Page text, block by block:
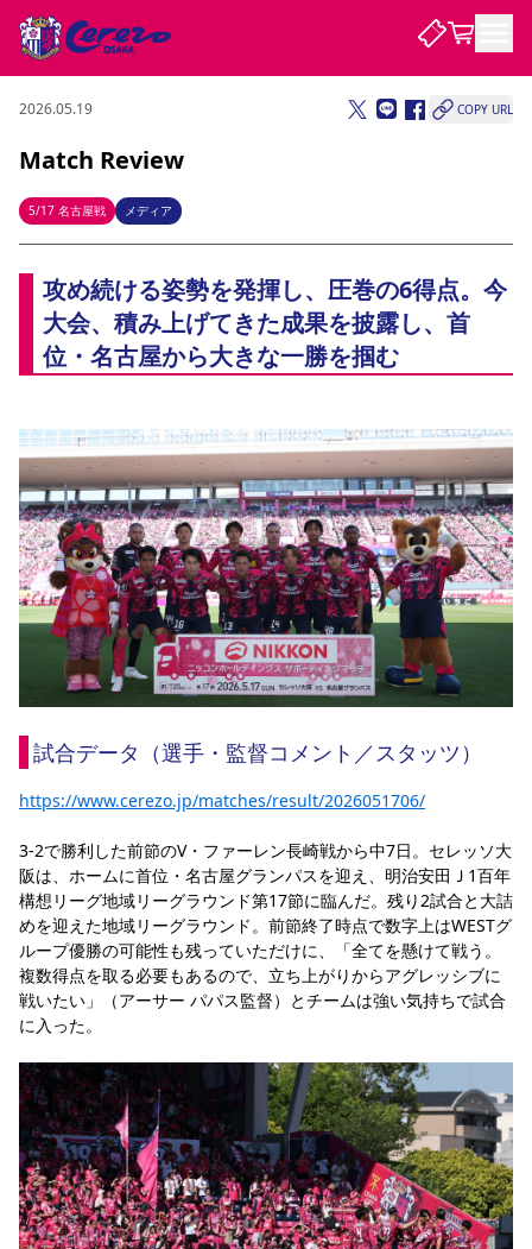
試合・チーム
試合について
試合日程 / 結果 順位表
チームについて
選手・スタッフ スケジュール メディア情報 アクセス
レディース
アカデミー ハナサカプレーヤー 歴代所属選手
観戦する
チケット
チケット情報 販売スケジュール 価格・席種 購入方法
シーズンシート
法人シーズンシート 福祉サービス 団体チケット
特定興行入場券
譲渡サービス リセールサービス
初めて観戦ガイド キッズ向けサービス グルメ マッチデープログラム
観戦マナー&ルール
ビジターサポーター観戦ガイド 公式アプリ
スタジアム
YANMAR HANASAKA STADIUM
DAZNで観戦
DAZNで観戦
アウェイツアー
よくある質問
よくある質問
クラブを知る
セレッソ大阪について
サポートする
パートナー企業募集中 セレッソ大阪VISAカード サポートスタッフ
セレッソアイデアちょうだいな 応援商店街
Lise（ライセンスビジネス）
サステナビリティ
サステナビリティポリシー SDGsのゴール
インパクトレポート
活動レポート SPORT POSITIVE LEAGUES 取り組み実績
スポーツクラブ
関連団体/施設
長居公園 セレッソフットサルパーク セレッソフットサルパーク長居
セレッソ大阪アカデミー
子供のサッカースクール
大人のサッカースクール
その他スポーツクラブ
ファンクラブ
ファンクラブ
SAKURA SOCIO SAKURA POINT Program 招待券引換方法 先行入場
まいセレチケット 会員規定 婚姻届・出生届・命名書
ニュース
ニュース
すべて チーム グッズ チケット イベント ファンクラブ
ホームタウン パートナー スポーツクラブ メディア 30周年
レディース
アカデミー
2026.05.19 COPY URL
Match Review
5/17 名古屋戦 メディア
攻め続ける姿勢を発揮し、圧巻の6得点。今
大会、積み上げてきた成果を披露し、首
位・名古屋から大きな一勝を掴む
試合データ（選手・監督コメント／スタッツ）
https://www.cerezo.jp/matches/result/2026051706/
3-2で勝利した前節のV・ファーレン長崎戦から中7日。セレッソ大
阪は、ホームに首位・名古屋グランパスを迎え、明治安田Ｊ1百年
構想リーグ地域リーグラウンド第17節に臨んだ。残り2試合と大詰
めを迎えた地域リーグラウンド。前節終了時点で数字上はWESTグ
ループ優勝の可能性も残っていただけに、「全てを懸けて戦う。
複数得点を取る必要もあるので、立ち上がりからアグレッシブに
戦いたい」（アーサー パパス監督）とチームは強い気持ちで試合
に入った。